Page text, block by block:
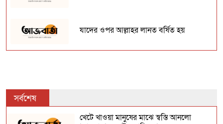
যাদের ওপর আল্লাহর লানত বর্ষিত হয়
রোজা রাখার সওয়াব
সর্বশেষ
খেটে খাওয়া মানুষের মাঝে স্বস্তি আনলো